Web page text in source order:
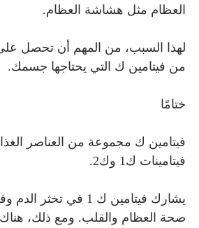
العظام مثل هشاشة العظام.
لهذا السبب، من المهم أن تحصل على
من فيتامين ك التي يحتاجها جسمك.
ختامًا
فيتامين ك مجموعة من العناصر
فيتامينات ك1 وك2.
صحة العظام والقلب. ومع ذلك،